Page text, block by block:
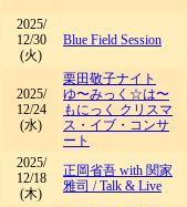
2025/
12/30
(火)
Blue Field Session
2025/
12/24
(水)
栗田敬子ナイト
ゆ〜みっく☆は〜
もにっく クリスマ
ス・イブ・コンサ
ート
2025/
12/18
(木)
正岡省吾 with 関家
雅司 /Talk & Live